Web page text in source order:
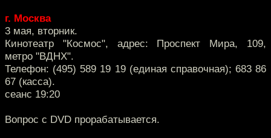
г. Москва
3 мая, вторник.
Кинотеатр "Космос", адрес: Проспект Мира, 109,
метро "ВДНХ".
Телефон: (495) 589 19 19 (единая справочная); 683 86
67 (касса).
сеанс 19:20
Вопрос с DVD прорабатывается.